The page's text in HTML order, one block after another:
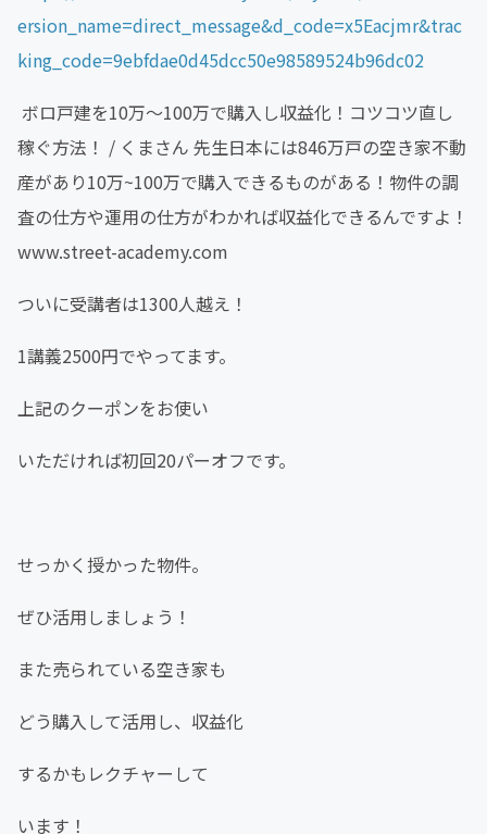
ersion_name=direct_message&d_code=x5Eacjmr&trac
king_code=9ebfdae0d45dcc50e98589524b96dc02
ボロ戸建を10万～100万で購入し収益化！コツコツ直し
稼ぐ方法！ / くまさん 先生日本には846万戸の空き家不動
産があり10万~100万で購入できるものがある！物件の調
査の仕方や運用の仕方がわかれば収益化できるんですよ！
www.street-academy.com
ついに受講者は1300人越え！
1講義2500円でやってます。
上記のクーポンをお使い
いただければ初回20パーオフです。
せっかく授かった物件。
ぜひ活用しましょう！
また売られている空き家も
どう購入して活用し、収益化
するかもレクチャーして
います！